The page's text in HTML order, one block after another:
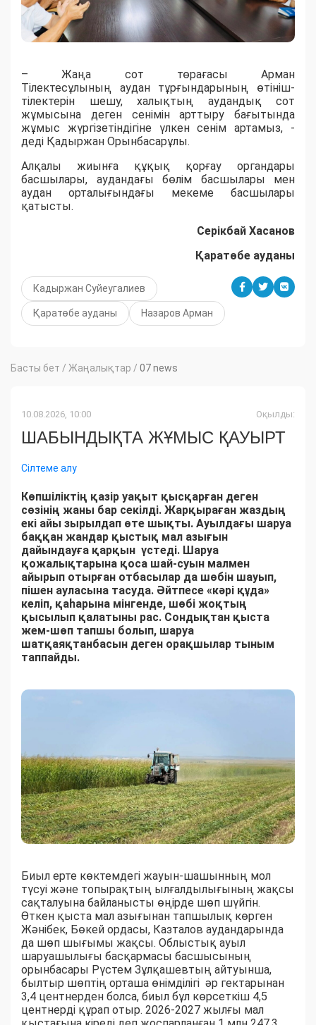
–Жаңа сот төрағасы Арман
Тілектесұлының аудан тұрғындарының өтініш-
тілектерін шешу, халықтың аудандық сот
жұмысына деген сенімін арттыру бағытында
жұмыс жүргізетіндігіне үлкен сенім артамыз, -
деді Қадыржан Орынбасарұлы.
Алқалы жиынға құқық қорғау органдары
басшылары, аудандағы бөлім басшылары мен
аудан орталығындағы мекеме басшылары
қатысты.
Серікбай Хасанов
Қаратөбе ауданы
Кадыржан Суйеугалиев
Қаратөбе ауданы Назаров Арман
Басты бет / Жаңалықтар / 07 news
10.08.2026, 10:00 Оқылды:
ШАБЫНДЫҚТА ЖҰМЫС ҚАУЫРТ
Сілтеме алу
Көпшіліктің қазір уақыт қысқарған деген
сөзінің жаны бар секілді. Жарқыраған жаздың
екі айы зырылдап өте шықты. Ауылдағы шаруа
баққан жандар қыстық мал азығын
дайындауға қарқын үстеді. Шаруа
қожалықтарына қоса шай-суын малмен
айырып отырған отбасылар да шөбін шауып,
пішен ауласына тасуда. Әйтпесе «кәрі құда»
келіп, қаһарына мінгенде, шөбі жоқтың
қысылып қалатыны рас. Сондықтан қыста
жем-шөп тапшы болып, шаруа
шатқаяқтанбасын деген орақшылар тыным
таппайды.
Биыл ерте көктемдегі жауын-шашынның мол
түсуі және топырақтың ылғалдылығының жақсы
сақталуына байланысты өңірде шөп шүйгін.
Өткен қыста мал азығынан тапшылық көрген
Жәнібек, Бөкей ордасы, Казталов аудандарында
да шөп шығымы жақсы. Облыстық ауыл
шаруашылығы басқармасы басшысының
орынбасары Рүстем Зұлқашевтың айтуынша,
былтыр шөптің орташа өнімділігі әр гектарынан
3,4 центнерден болса, биыл бұл көрсеткіш 4,5
центнерді құрап отыр. 2026-2027 жылғы мал